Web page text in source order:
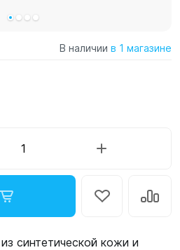
В наличии в 1 магазине
синтетической кожи и